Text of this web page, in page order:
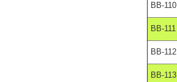
BB-110
BB-111
BB-112
BB-113